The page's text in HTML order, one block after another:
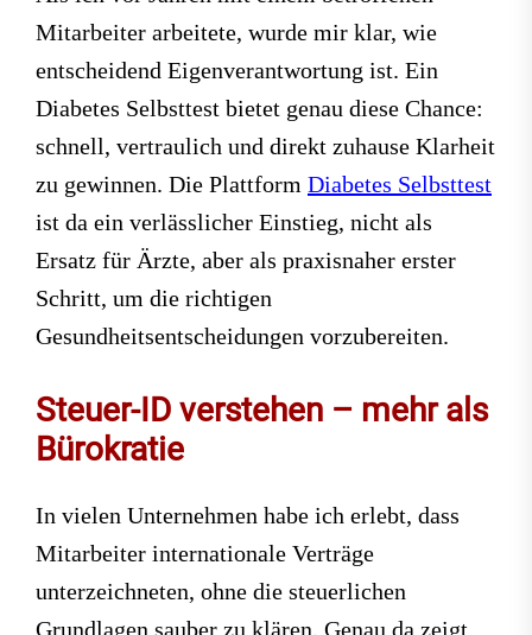
Mitarbeiter arbeitete, wurde mir klar, wie
entscheidend Eigenverantwortung ist. Ein
Diabetes Selbsttest bietet genau diese Chance:
schnell, vertraulich und direkt zuhause Klarheit
zu gewinnen. Die Plattform Diabetes Selbsttest
ist da ein verlässlicher Einstieg, nicht als
Ersatz für Ärzte, aber als praxisnaher erster
Schritt, um die richtigen
Gesundheitsentscheidungen vorzubereiten.
Steuer-ID verstehen – mehr als
Bürokratie
In vielen Unternehmen habe ich erlebt, dass
Mitarbeiter internationale Verträge
unterzeichneten, ohne die steuerlichen
Grundlagen sauber zu klären. Genau da zeigt